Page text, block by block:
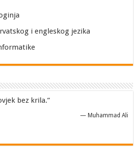
i engleskog jezika
bez krila.”
— Muhammad Ali